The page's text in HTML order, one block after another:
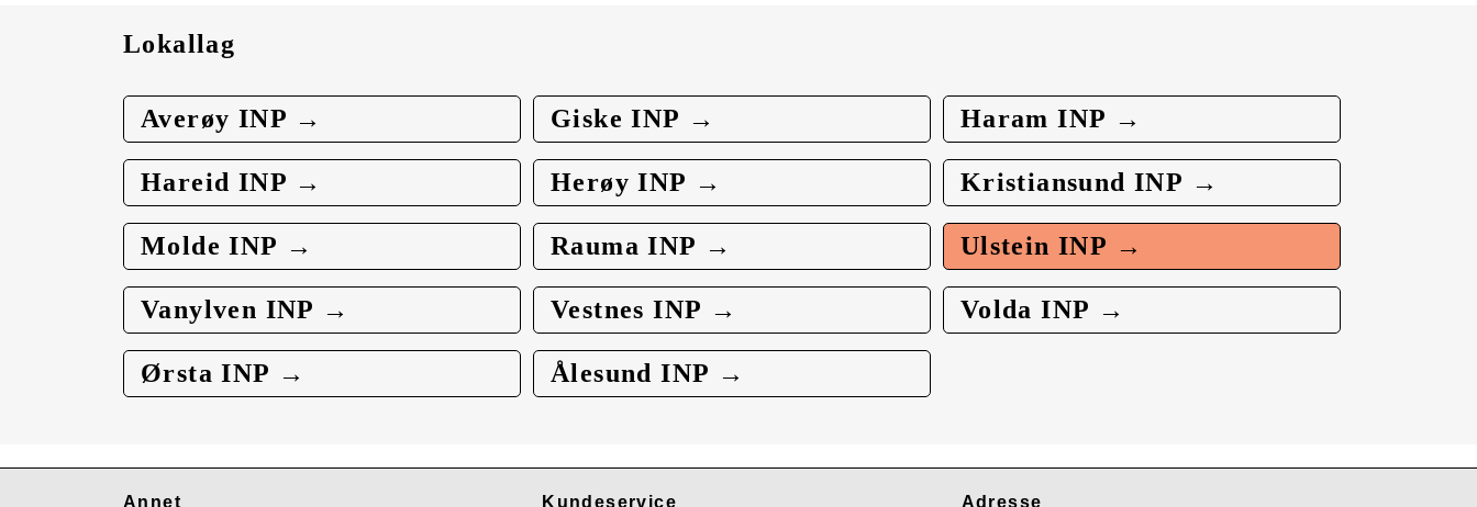
Lokallag
Averøy INP → Giske INP → Haram INP →
Hareid INP → Herøy INP → Kristiansund INP →
Molde INP → Rauma INP → Ulstein INP →
Vanylven INP → Vestnes INP → Volda INP →
Ørsta INP → Ålesund INP →
Annet Kundeservice Adresse